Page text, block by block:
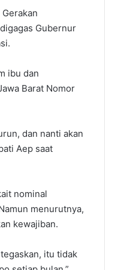
Gubernur
ibu dan
Barat Nomor
dan nanti akan
Aep saat
nominal
menurutnya,
kewajiban.
itu tidak